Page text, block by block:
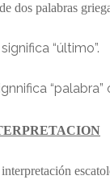
dos palabras
“último”.
“palabra”